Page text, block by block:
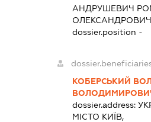
АНДРУШЕВИЧ
ОЛЕКСАНДРОВИЧ
dossier.position -
КОБЕРСЬКИЙ
dossier.address:
МІСТО КИЇВ,